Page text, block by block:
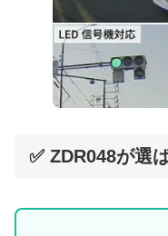
✅ ZDR048が選